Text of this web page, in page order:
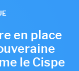
en place
le Cispe